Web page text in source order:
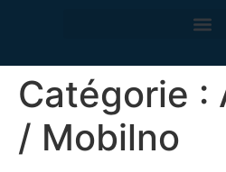
Catégorie :
/ Mobilno